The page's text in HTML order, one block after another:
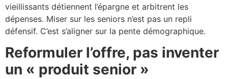
vieillissants détiennent l’épargne et arbitrent les
dépenses. Miser sur les seniors n’est pas un repli
défensif. C’est s’aligner sur la pente démographique.
Reformuler l’offre, pas inventer
un « produit senior »